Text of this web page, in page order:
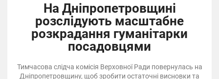
На Дніпропетровщині
розслідують масштабне
розкрадання гуманітарки
посадовцями
Тимчасова слідча комісія Верховної Ради повернулась на
Дніпропетровщину, щоб зробити остаточні висновки та